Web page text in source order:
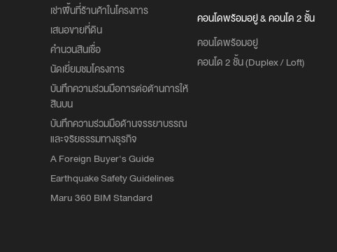
เช่าพื้นที่ร้านค้าในโครงการ
เสนอขายที่ดิน
คำนวนสินเชื่อ
นัดเยี่ยมชมโครงการ
บันทึกความร่วมมือการต่อต้านการให้
สินบน
บันทึกความร่วมมือด้านจรรยาบรรณ
และจริยธรรมทางธุรกิจ
A Foreign Buyer's Guide
Earthquake Safety Guidelines
Maru 360 BIM Standard
คอนโดพร้อมอยู่ & คอนโด 2 ชั้น
คอนโดพร้อมอยู่
คอนโด 2 ชั้น (Duplex / Loft)